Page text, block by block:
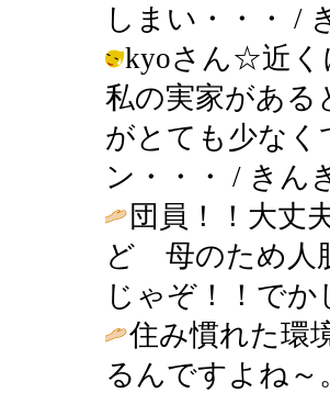
しまい・・・ /
kyoさん☆近く
私の実家がある
がとても少なく
ン・・・ / きん
団員！！大丈
ど 母のため人
じゃぞ！！でか
住み慣れた環
るんですよね